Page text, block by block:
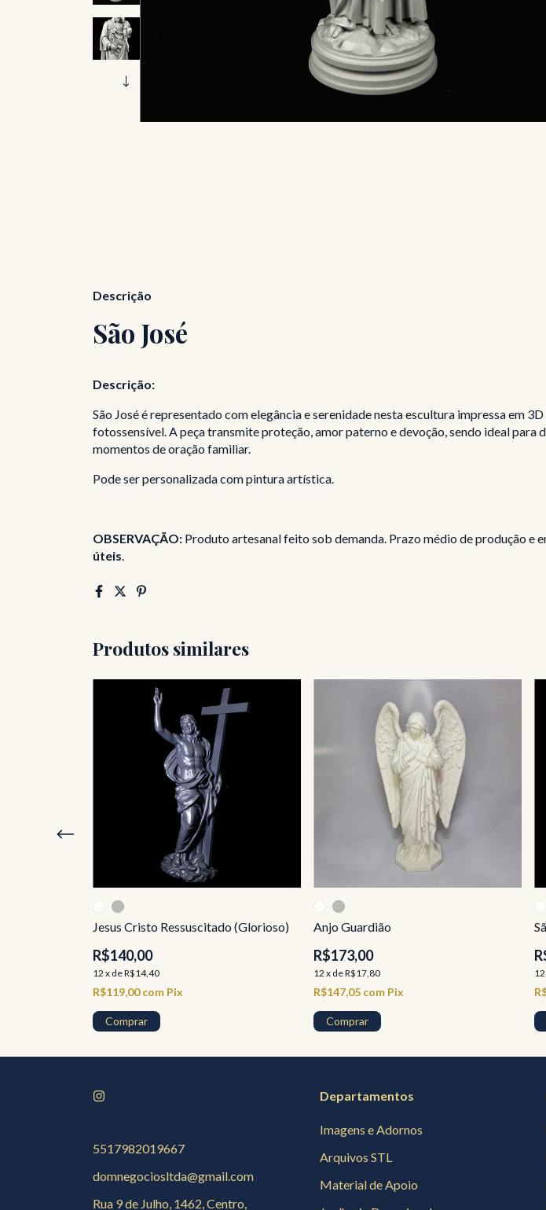
Descrição
São José
Descrição:
São José é representado com elegância e serenidade nesta escultura impressa em
fotossensível. A peça transmite proteção, amor paterno e devoção, sendo ideal para
momentos de oração familiar.
Pode ser personalizada com pintura artística.
OBSERVAÇÃO: Produto artesanal feito sob demanda. Prazo médio de produção e
úteis.
Produtos similares
Jesus Cristo Ressuscitado (Glorioso)
R$140,00
12 x deR$14,40
R$119,00com Pix
Comprar
Anjo Guardião
R$173,00
12 x deR$17,80
R$147,05 com Pix
Comprar
12
5517982019667
domnegociosltda@gmail.com
Rua 9 de Julho, 1462, Centro,
Departamentos
Imagens e Adornos
Arquivos STL
Material de Apoio